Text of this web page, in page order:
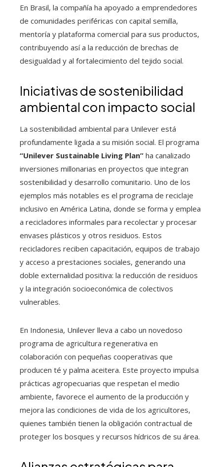
En Brasil, la compañía ha apoyado a emprendedores
de comunidades periféricas con capital semilla,
mentoría y plataforma comercial para sus productos,
contribuyendo así a la reducción de brechas de
desigualdad y al fortalecimiento del tejido social.
Iniciativas de sostenibilidad
ambiental con impacto social
La sostenibilidad ambiental para Unilever está
profundamente ligada a su misión social. El programa
“Unilever Sustainable Living Plan” ha canalizado
inversiones millonarias en proyectos que integran
sostenibilidad y desarrollo comunitario. Uno de los
ejemplos más notables es el programa de reciclaje
inclusivo en América Latina, donde se forma y emplea
a recicladores informales para recolectar y procesar
envases plásticos y otros residuos. Estos
recicladores reciben capacitación, equipos de trabajo
y acceso a prestaciones sociales, generando una
doble externalidad positiva: la reducción de residuos
y la integración socioeconómica de colectivos
vulnerables.
En Indonesia, Unilever lleva a cabo un novedoso
programa de agricultura regenerativa en
colaboración con pequeñas cooperativas que
producen té y palma aceitera. Este proyecto impulsa
prácticas agropecuarias que respetan el medio
ambiente, favorece el aumento de la producción y
mejora las condiciones de vida de los agricultores,
quienes también tienen la obligación contractual de
proteger los bosques y recursos hídricos de su área.